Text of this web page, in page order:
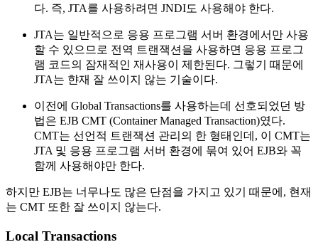
다. 즉, JTA를 사용하려면 JNDI도 사용해야 한다.
JTA는 일반적으로 응용 프로그램 서버 환경에서만 사용
할 수 있으므로 전역 트랜잭션을 사용하면 응용 프로그
램 코드의 잠재적인 재사용이 제한된다. 그렇기 때문에
JTA는 햔재 잘 쓰이지 않는 기술이다.
이전에 Global Transactions를 사용하는데 선호되었던 방
법은 EJB CMT (Container Managed Transaction)였다.
CMT는 선언적 트랜잭션 관리의 한 형태인데, 이 CMT는
JTA 및 응용 프로그램 서버 환경에 묶여 있어 EJB와 꼭
함께 사용해야만 한다.
하지만 EJB는 너무나도 많은 단점을 가지고 있기 때문에, 현재
는 CMT 또한 잘 쓰이지 않는다.
Local Transactions